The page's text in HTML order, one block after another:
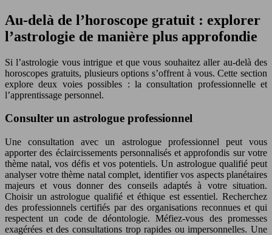
Au-delà de l’horoscope gratuit : explorer
l’astrologie de manière plus approfondie
Si l’astrologie vous intrigue et que vous souhaitez aller au-delà des
horoscopes gratuits, plusieurs options s’offrent à vous. Cette section
explore deux voies possibles : la consultation professionnelle et
l’apprentissage personnel.
Consulter un astrologue professionnel
Une consultation avec un astrologue professionnel peut vous
apporter des éclaircissements personnalisés et approfondis sur votre
thème natal, vos défis et vos potentiels. Un astrologue qualifié peut
analyser votre thème natal complet, identifier vos aspects planétaires
majeurs et vous donner des conseils adaptés à votre situation.
Choisir un astrologue qualifié et éthique est essentiel. Recherchez
des professionnels certifiés par des organisations reconnues et qui
respectent un code de déontologie. Méfiez-vous des promesses
exagérées et des consultations trop rapides ou impersonnelles. Une